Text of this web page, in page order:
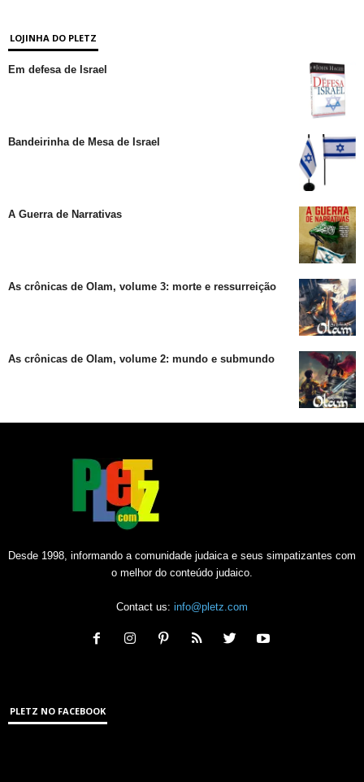
LOJINHA DO PLETZ
Em defesa de Israel
Bandeirinha de Mesa de Israel
A Guerra de Narrativas
As crônicas de Olam, volume 3: morte e ressurreição
As crônicas de Olam, volume 2: mundo e submundo
Desde 1998, informando a comunidade judaica e seus simpatizantes com
o melhor do conteúdo judaico.
Contact us: info@pletz.com
PLETZ NO FACEBOOK